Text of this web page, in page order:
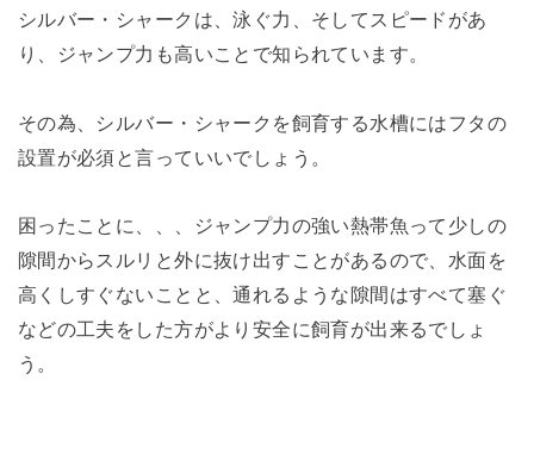
シルバー・シャークは、泳ぐ力、そしてスピードがあ
り、ジャンプ力も高いことで知られています。
その為、シルバー・シャークを飼育する水槽にはフタの
設置が必須と言っていいでしょう。
困ったことに、、、ジャンプ力の強い熱帯魚って少しの
隙間からスルリと外に抜け出すことがあるので、水面を
高くしすぐないことと、通れるような隙間はすべて塞ぐ
などの工夫をした方がより安全に飼育が出来るでしょ
う。